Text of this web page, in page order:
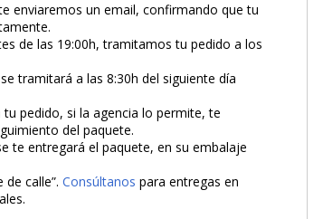
enviaremos un email, confirmando que tu
de las 19:00h, tramitamos tu pedido a los
tramitará a las 8:30h del siguiente día
pedido, si la agencia lo permite, te
del paquete.
te entregará el paquete, en su embalaje
de calle”.Consúltanos para entregas en